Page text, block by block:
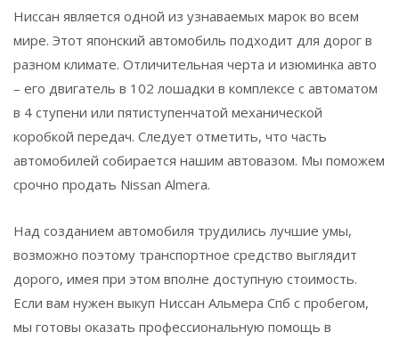
Ниссан является одной из узнаваемых марок во всем
мире. Этот японский автомобиль подходит для дорог в
разном климате. Отличительная черта и изюминка авто
– его двигатель в 102 лошадки в комплексе с автоматом
в 4 ступени или пятиступенчатой механической
коробкой передач. Следует отметить, что часть
автомобилей собирается нашим автовазом. Мы поможем
срочно продать Nissan Almera.
Над созданием автомобиля трудились лучшие умы,
возможно поэтому транспортное средство выглядит
дорого, имея при этом вполне доступную стоимость.
Если вам нужен выкуп Ниссан Альмера Спб с пробегом,
мы готовы оказать профессиональную помощь в